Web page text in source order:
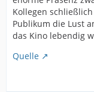
Kollegen
Publikum die Lust
das Kino lebendig
Quelle